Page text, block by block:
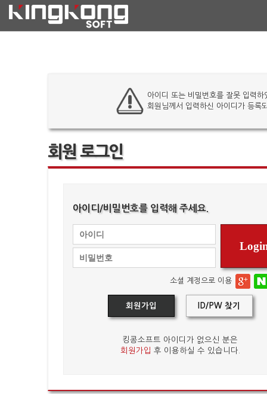
아이디 또는 비밀번호를 잘못 입력하
회원님께서 입력하신 아이디가 등록
회원 로그인
아이디/비밀번호를 입력해 주세요.
소셜 계정으로 이용
회원가입 ID/PW 찾기
킹콩소프트 아이디가 없으신 분은
회원가입 후 이용하실 수 있습니다.